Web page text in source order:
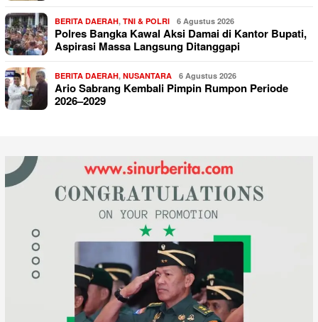
BERITA DAERAH, TNI & POLRI 6 Agustus 2026
Polres Bangka Kawal Aksi Damai di Kantor Bupati,
Aspirasi Massa Langsung Ditanggapi
BERITA DAERAH, NUSANTARA 6 Agustus 2026
Ario Sabrang Kembali Pimpin Rumpon Periode
2026–2029